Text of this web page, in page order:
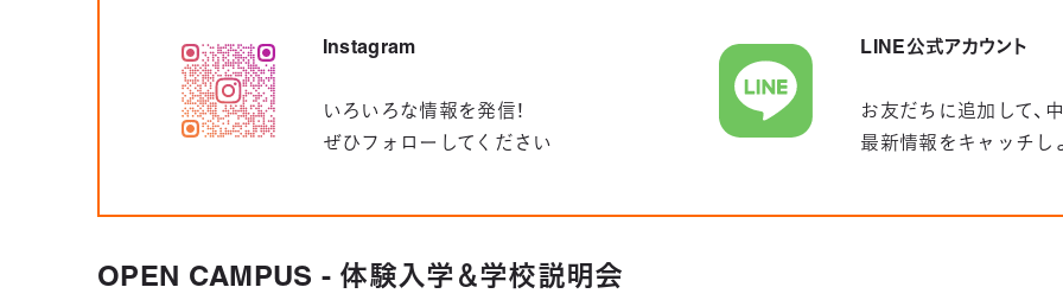
Instagram
いろいろな情報を発信！
ぜひフォローしてください
LINE公式アカウント
お友だちに追加して、
最新情報をキャッチし
OPEN CAMPUS - 体験入学＆学校説明会